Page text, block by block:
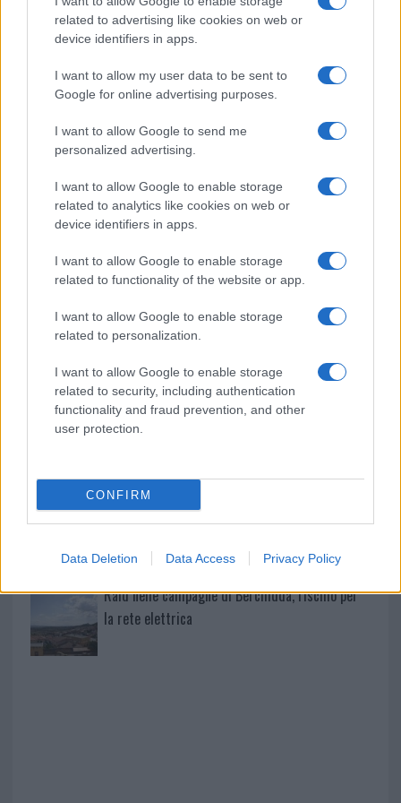
related to advertising like cookies on web or
device identifiers in apps.
I want to allow my user data to be sent to
Google for online advertising purposes.
I want to allow Google to send me
personalized advertising.
I want to allow Google to enable storage
related to analytics like cookies on web or
device identifiers in apps.
I want to allow Google to enable storage
related to functionality of the website or app.
I want to allow Google to enable storage
related to personalization.
I want to allow Google to enable storage
related to security, including authentication
functionality and fraud prevention, and other
user protection.
CONFIRM
Data Deletion Data Access Privacy Policy
b
o
o
k
te
r
re
st
s
A
p
p
re
Prossimo articolo
NOTIZIE RECENTI
Le previsioni meteo per il weekend a Olbia e in
Michelle Hunziker in Gallura, bella anche dal
vivo: un amico vip svela come fa
Calangianus, dopo le polemiche il centro
accoglienza minori chiude
Olbia, divieto di sosta contro spaccio e degrado:
esplode la protesta
Monte Pino, la fine di un lungo dolore: storia e
Raid nelle campagne di Berchidda, rischio per
la rete elettrica